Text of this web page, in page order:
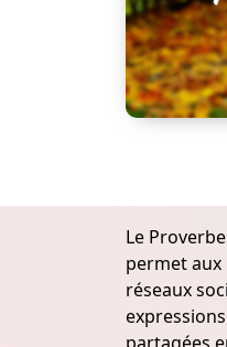
Le
permet
réseaux